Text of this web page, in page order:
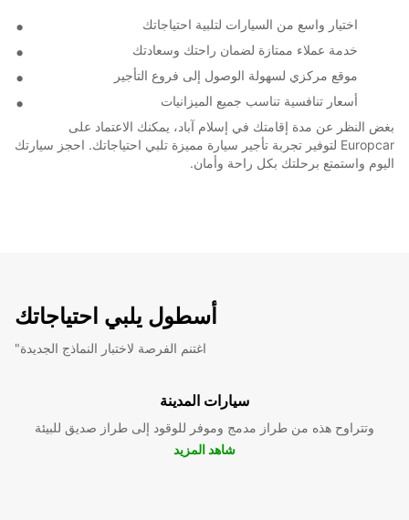
اختيار واسع من السيارات لتلبية احتياجاتك
خدمة عملاء ممتازة لضمان راحتك وسعادتك
موقع مركزي لسهولة الوصول إلى فروع التأجير
أسعار تنافسية تناسب جميع الميزانيات
بغض النظر عن مدة إقامتك في إسلام آباد، يمكنك الاعتماد على
Europcar لتوفير تجربة تأجير سيارة مميزة تلبي احتياجاتك. احجز سيارتك
اليوم واستمتع برحلتك بكل راحة وأمان.
أسطول يلبي احتياجاتك
"اغتنم الفرصة لاختبار النماذج الجديدة
سيارات المدينة
وتتراوح هذه من طراز مدمج وموفر للوقود إلى طراز صديق للبيئة
شاهد المزيد